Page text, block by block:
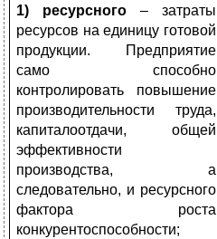
1) ресурсного – затраты
ресурсов на единицу готовой
продукции. Предприятие
само способно
контролировать повышение
производительности труда,
капиталоотдачи, общей
эффективности
производства, а
следовательно, и ресурсного
фактора роста
конкурентоспособности;